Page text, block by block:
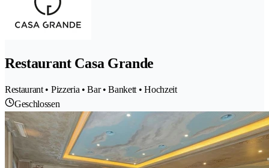
Restaurant Casa Grande
Restaurant • Pizzeria • Bar • Bankett • Hochzeit
Geschlossen